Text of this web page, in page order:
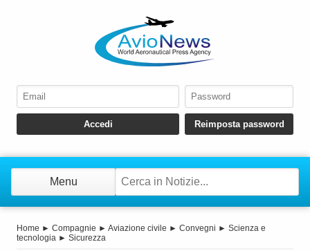
Menu
Home ► Compagnie ► Aviazione civile ► Convegni ► Scienza e
tecnologia ► Sicurezza